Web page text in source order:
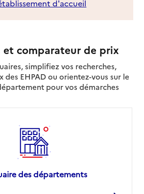
d'accueil
et comparateur de prix
simplifiez vos recherches,
des EHPAD ou orientez-vous sur le
pour vos démarches
des départements